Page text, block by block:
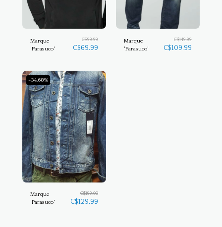
Marque
'Parasuco'
C$99.99
C$69.99
Marque
'Parasuco'
C$149.99
C$109.99
-34.68%
Marque
'Parasuco'
C$199.00
C$129.99